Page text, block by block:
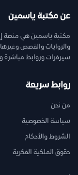
عن مكتبة ياسمين
مكتبة ياسمين هي منصة
سيرفرات وروابط مباشرة
روابط سريعة
من نحن
سياسة الخصوصية
الشروط والأحكام
حقوق الملكية الفكرية